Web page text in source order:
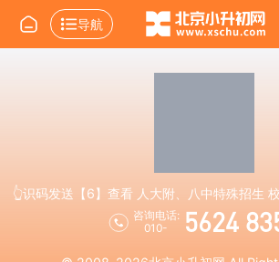
导航
👆识码发送【6】查看 人大附、八中特殊招生
咨询电话:
010-
5624